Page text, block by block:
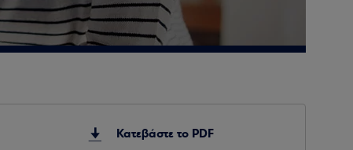
Κατεβάστε το PDF